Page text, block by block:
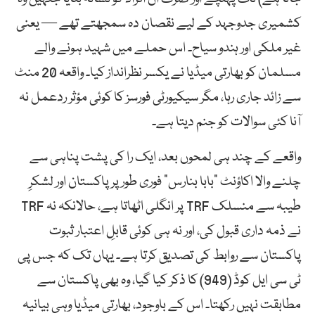
کشمیری جدوجہد کے لیے نقصان دہ سمجھتے تھے — یعنی
غیر ملکی اور ہندو سیاح۔ اس حملے میں شہید ہونے والے
مسلمان کو بھارتی میڈیا نے یکسر نظرانداز کیا۔ واقعہ 20 منٹ
سے زائد جاری رہا، مگر سیکیورٹی فورسز کا کوئی مؤثر ردعمل نہ
آنا کئی سوالات کو جنم دیتا ہے۔
واقعے کے چند ہی لمحوں بعد، ایک را کی پشت پناہی سے
چلنے والا اکاؤنٹ “بابا بنارس” فوری طور پر پاکستان اور لشکرِ
طیبہ سے منسلک TRF پر انگلی اٹھاتا ہے، حالانکہ نہ TRF
نے ذمہ داری قبول کی، اور نہ ہی کوئی قابلِ اعتبار ثبوت
پاکستان سے روابط کی تصدیق کرتا ہے۔ یہاں تک کہ جس پی
ٹی سی ایل کوڈ (949) کا ذکر کیا گیا، وہ بھی پاکستان سے
مطابقت نہیں رکھتا۔ اس کے باوجود، بھارتی میڈیا وہی بیانیہ